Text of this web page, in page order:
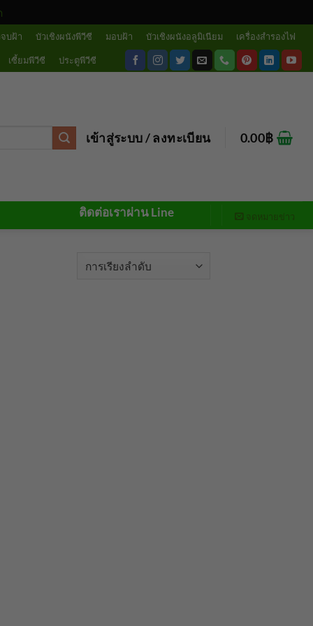
บฝ้า บัวเชิงผนังพีวีซี มอบฝ้า บัวเชิงผนังอลูมิเนียม เครื่องสำรองไฟ
เซี้ยมพีวีซี ประตูพีวีซี
เข้าสู่ระบบ / ลงทะเบียน 0.00฿
ติดต่อเราผ่าน Line จดหมายข่าว